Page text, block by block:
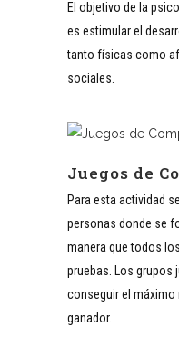
El objetivo de la
es estimular el
tanto físicas como
sociales.
Juegos de
Para esta actividad
personas donde se
manera que todos
pruebas. Los grupos
conseguir el máximo
ganador.